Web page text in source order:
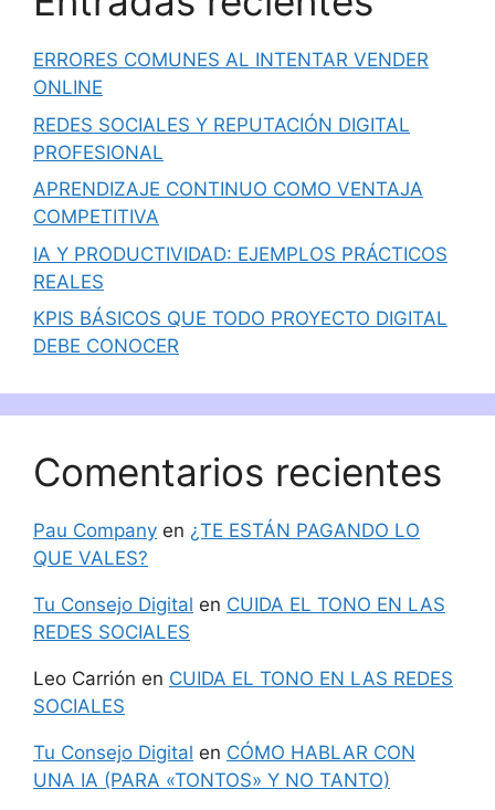
ERRORES COMUNES AL INTENTAR VENDER
ONLINE
REDES SOCIALES Y REPUTACIÓN DIGITAL
PROFESIONAL
APRENDIZAJE CONTINUO COMO VENTAJA
COMPETITIVA
IA Y PRODUCTIVIDAD: EJEMPLOS PRÁCTICOS
REALES
KPIS BÁSICOS QUE TODO PROYECTO DIGITAL
DEBE CONOCER
Comentarios recientes
Pau Company en ¿TE ESTÁN PAGANDO LO
QUE VALES?
Tu Consejo Digital en CUIDA EL TONO EN LAS
REDES SOCIALES
Leo Carrión en CUIDA EL TONO EN LAS REDES
SOCIALES
Tu Consejo Digital en CÓMO HABLAR CON
UNA IA (PARA «TONTOS» Y NO TANTO)